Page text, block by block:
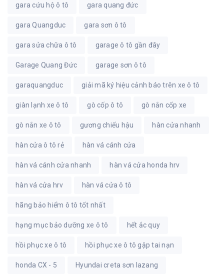
gara cứu hộ ô tô gara quang đức
gara Quangduc gara sơn ô tô
gara sửa chữa ô tô garage ô tô gần đây
Garage Quang Đức garage sơn ô tô
garaquangduc giải mã ký hiệu cảnh báo trên xe ô tô
giàn lạnh xe ô tô gò cốp ô tô gò nắn cốp xe
gò nắn xe ô tô gương chiếu hậu hàn cửa nhanh
hàn cửa ô tô rẻ hàn vá cánh cửa
hàn vá cánh cửa nhanh hàn vá cửa honda hrv
hàn vá cửa hrv hàn vá cửa ô tô
hãng bảo hiểm ô tô tốt nhất
hạng mục bảo dưỡng xe ô tô hết ắc quy
hồi phục xe ô tô hồi phục xe ô tô gặp tai nạn
honda CX - 5 Hyundai creta sơn lazang